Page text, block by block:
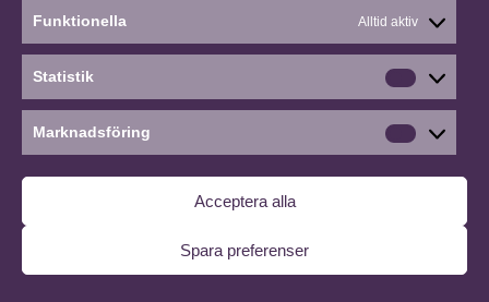
Funktionella Alltid aktiv
Statistik
Statistik
Marknadsföring
Acceptera alla
Spara preferenser